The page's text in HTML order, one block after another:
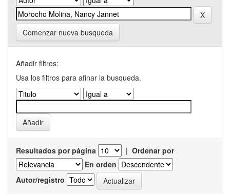
Comenzar nueva busqueda
Añadir filtros:
Usa los filtros para afinar la busqueda.
Resultados por página | Ordenar por
En orden
Autor/registro